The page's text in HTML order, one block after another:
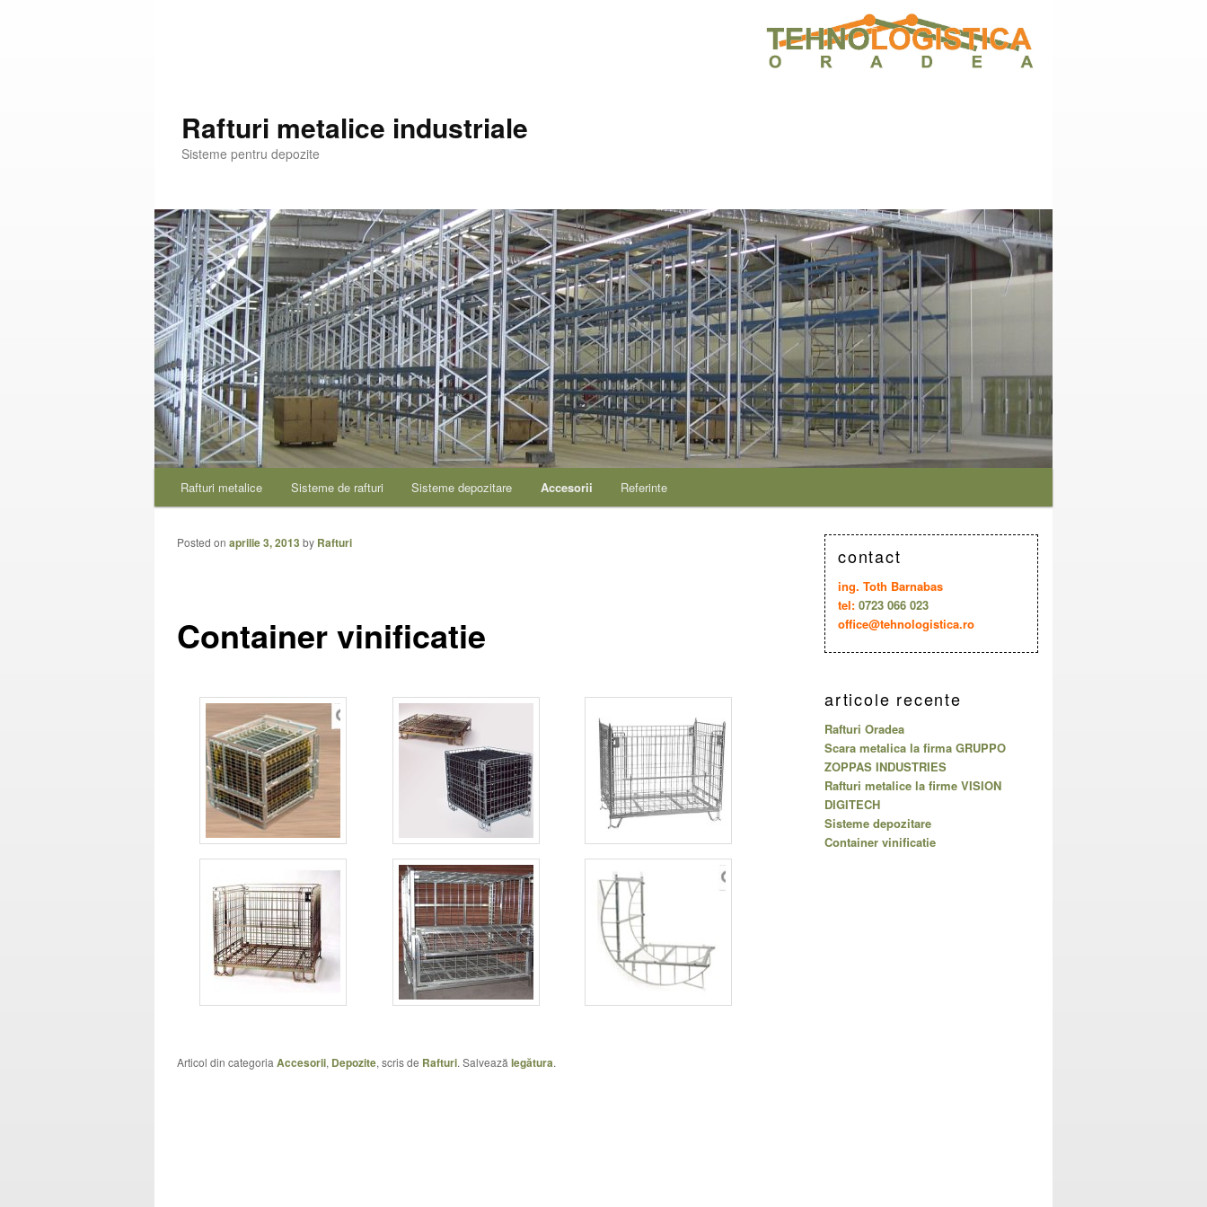
Rafturi metalice industriale
Sisteme pentru depozite
Sari
principal
Sari
secundar
Rafturi metalice Sisteme de rafturi Sisteme depozitare Accesorii Referinte
Container vinificatie
Posted onaprilie 3, 2013 by Rafturi
Articol din categoriaAccesorii, Depozite, scris de Rafturi. Salveazălegătura.
contact
ing. Toth Barnabas
tel: 0723 066 023
office@tehnologistica.ro
articole recente
Rafturi Oradea
Scara metalica la firma GRUPPO
ZOPPAS INDUSTRIES
Rafturi metalice la firme VISION
DIGITECH
Sisteme depozitare
Container vinificatie